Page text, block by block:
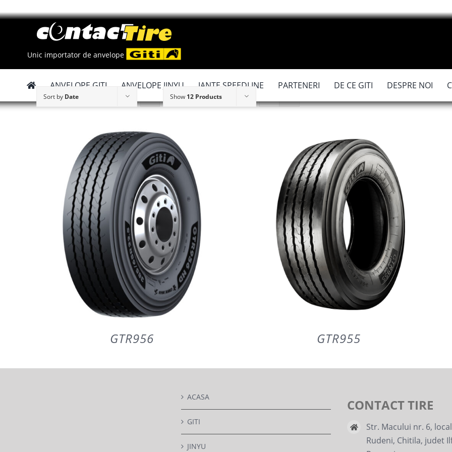
to
Unic importator de anvelope
ANVELOPE GITI ANVELOPE JINYU JANTE SPEEDLINE PARTENERI DE CE GITI DESPRE NOI
Sort by Date Show 12 Products
GTR956 GTR955
ACASA
GITI
JINYU
CONTACT TIRE
Str. Macului nr. 6,
Rudeni, Chitila, judet